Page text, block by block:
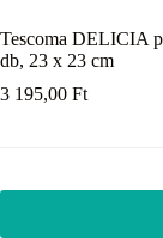
Tescoma DELICIA
db, 23 x 23 cm
3 195,00 Ft